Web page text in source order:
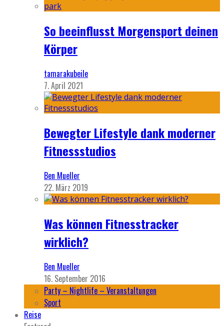
So beeinflusst Morgensport deinen
Körper
tamarakubeile
7. April 2021
Bewegter Lifestyle dank moderner
Fitnessstudios
Ben Mueller
22. März 2019
Was können Fitnesstracker
wirklich?
Ben Mueller
16. September 2016
Party – Nightlife – Veranstaltungen
Sport
Reise